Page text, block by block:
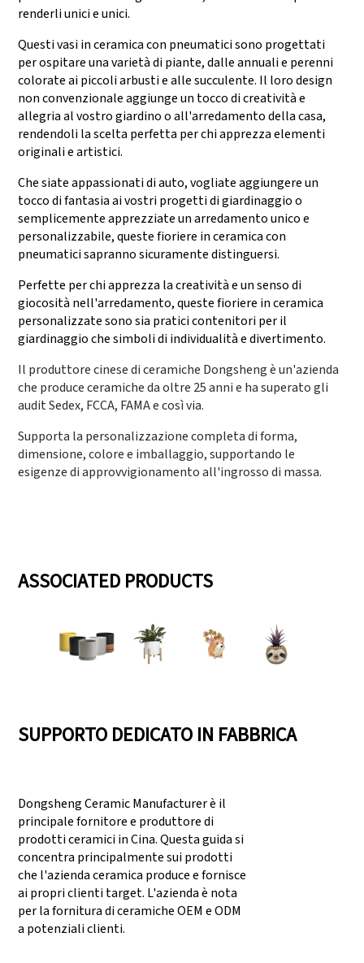
renderli unici e unici.
Questi vasi in ceramica con pneumatici sono progettati
per ospitare una varietà di piante, dalle annuali e perenni
colorate ai piccoli arbusti e alle succulente. Il loro design
non convenzionale aggiunge un tocco di creatività e
allegria al vostro giardino o all'arredamento della casa,
rendendoli la scelta perfetta per chi apprezza elementi
originali e artistici.
Che siate appassionati di auto, vogliate aggiungere un
tocco di fantasia ai vostri progetti di giardinaggio o
semplicemente apprezziate un arredamento unico e
personalizzabile, queste fioriere in ceramica con
pneumatici sapranno sicuramente distinguersi.
Perfette per chi apprezza la creatività e un senso di
giocosità nell'arredamento, queste fioriere in ceramica
personalizzate sono sia pratici contenitori per il
giardinaggio che simboli di individualità e divertimento.
Il produttore cinese di ceramiche Dongsheng è un'azienda
che produce ceramiche da oltre 25 anni e ha superato gli
audit Sedex, FCCA, FAMA e così via.
Supporta la personalizzazione completa di forma,
dimensione, colore e imballaggio, supportando le
esigenze di approvvigionamento all'ingrosso di massa.
ASSOCIATED PRODUCTS
SUPPORTO DEDICATO IN FABBRICA
Dongsheng Ceramic Manufacturer è il
principale fornitore e produttore di
prodotti ceramici in Cina. Questa guida si
concentra principalmente sui prodotti
che l'azienda ceramica produce e fornisce
ai propri clienti target. L'azienda è nota
per la fornitura di ceramiche OEM e ODM
a potenziali clienti.